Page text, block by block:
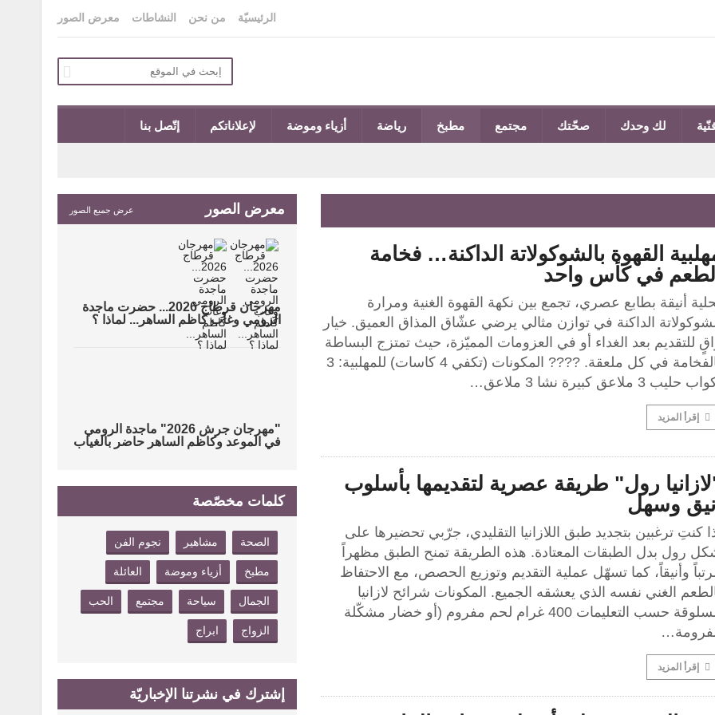
الرئيسيّة من نحن النشاطات معرض الصور
لك وحدك صحّتك مجتمع مطبخ رياضة أزياء وموضة لإعلاناتكم إتّصل بنا
القهوة بالشوكولاتة الداكنة… فخامة
الطعم في كأس واحد
أنيقة بطابع عصري، تجمع بين نكهة القهوة الغنية ومرارة
الداكنة في توازن مثالي يرضي عشّاق المذاق العميق. خيار
للتقديم بعد الغداء أو في العزومات المميّزة، حيث تمتزج البساطة
بالفخامة في كل ملعقة. ???? المكونات (تكفي 4 كاسات) للمهلبية: 3
حليب 3 ملاعق كبيرة نشا 3 ملاعق…
إقرأ المزيد
رول" طريقة عصرية لتقديمها بأسلوب
أنيق وسهل
كنتِ ترغبين بتجديد طبق اللازانيا التقليدي، جرّبي تحضيرها على
رول بدل الطبقات المعتادة. هذه الطريقة تمنح الطبق مظهراً
وأنيقاً، كما تسهّل عملية التقديم وتوزيع الحصص، مع الاحتفاظ
الغني نفسه الذي يعشقه الجميع. المكونات شرائح لازانيا
مسلوقة حسب التعليمات 400 غرام لحم مفروم (أو خضار مشكّلة
إقرأ المزيد
معرض الصور عرض جميع الصور
مهرجان قرطاج 2026... حضرت ماجدة
الرومي وغاب كاظم الساهر... لماذا ؟
"مهرجان جرش 2026" ماجدة الرومي
في الموعد وكاظم الساهر حاضر بالغياب
كلمات مخصّصة
الصحة مشاهير نجوم الفن
مطبخ أزياء وموضة العائلة
الجمال سياحة مجتمع الحب
الزواج ابراج
إشترك في نشرتنا الإخباريّة